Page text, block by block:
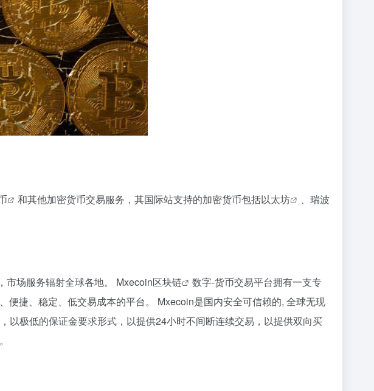
和其他加密货币交易服务，其国际站支持的加密货币包括以太坊 、瑞波
市场服务辐射全球各地。 Mxecoin区块链
数字-货币交易平台拥有一支专
捷、稳定、低交易成本的平台。 Mxecoin是国内安全可信赖的, 全球无现
以极低的保证金要求形式，以提供24小时不间断连续交易，以提供双向买